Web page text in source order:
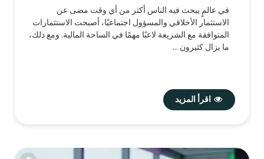
في عالمٍ يبحث فيه الناس أكثر من أي وقت مضى عن
الاستثمار الأخلاقي والمسؤول اجتماعيًا، أصبحت الاستثمارات
المتوافقة مع الشريعة لاعبًا مهمًا في الساحة المالية. ومع ذلك،
ما يزال كثيرون ...
اقرأ المزيد